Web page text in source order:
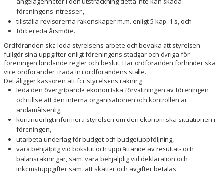
föreningens intressen,
tillställa revisorerna räkenskaper m.m. enligt 5 kap. 1 §, och
förbereda årsmöte.
Ordföranden ska leda styrelsens arbete och bevaka att styrelsen
fullgör sina uppgifter enligt föreningens stadgar och övriga för
föreningen bindande regler och beslut. Har ordföranden förhinder ska
vice ordföranden träda in i ordförandens ställe.
Det åligger kassören att för styrelsens räkning
leda den övergripande ekonomiska förvaltningen av föreningen
och tillse att den interna organisationen och kontrollen är
ändamålsenlig,
kontinuerligt informera styrelsen om den ekonomiska situationen i
föreningen,
utarbeta underlag för budget och budgetuppföljning,
vara behjälplig vid bokslut och upprättande av resultat- och
balansräkningar, samt vara behjälplig vid deklaration och
inkomstuppgifter samt att skatter och avgifter betalas.